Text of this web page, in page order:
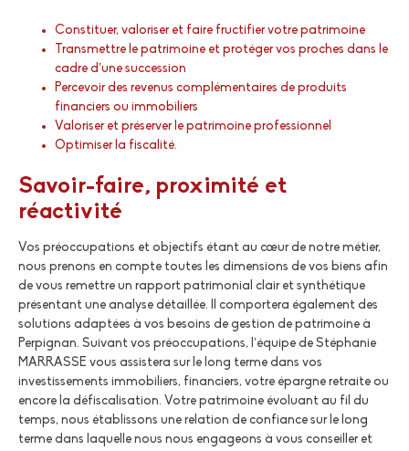
Constituer, valoriser et faire fructifier votre patrimoine
Transmettre le patrimoine et protéger vos proches dans le
cadre d’une succession
Percevoir des revenus complémentaires de produits
financiers ou immobiliers
Valoriser et préserver le patrimoine professionnel
Optimiser la fiscalité.
Savoir-faire, proximité et
réactivité
Vos préoccupations et objectifs étant au cœur de notre métier,
nous prenons en compte toutes les dimensions de vos biens afin
de vous remettre un rapport patrimonial clair et synthétique
présentant une analyse détaillée. Il comportera également des
solutions adaptées à vos besoins de gestion de patrimoine à
Perpignan. Suivant vos préoccupations, l’équipe de Stéphanie
MARRASSE vous assistera sur le long terme dans vos
investissements immobiliers, financiers, votre épargne retraite ou
encore la défiscalisation. Votre patrimoine évoluant au fil du
temps, nous établissons une relation de confiance sur le long
terme dans laquelle nous nous engageons à vous conseiller et